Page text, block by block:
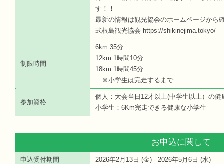
す！！
最新の情報は観光協会のホームページから
式根島観光協会 https://shikinejima.tokyo/
制限時間
6km 35分
12km 1時間10分
18km 1時間45分
※小学生は完走するまで
参加資格
個人：大会当日12才以上(中学生以上）の健
小学生：6Km完走できる健康な小学生
お申込に関して
申込受付期間 2026年2月13日 (金) - 2026年5月6日 (水)